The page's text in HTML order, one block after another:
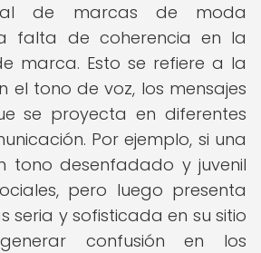
de marcas de moda
falta de coherencia en la
marca. Esto se refiere a la
el tono de voz, los mensajes
se proyecta en diferentes
Por ejemplo, si una
tono desenfadado y juvenil
pero luego presenta
seria y sofisticada en su sitio
confusión en los